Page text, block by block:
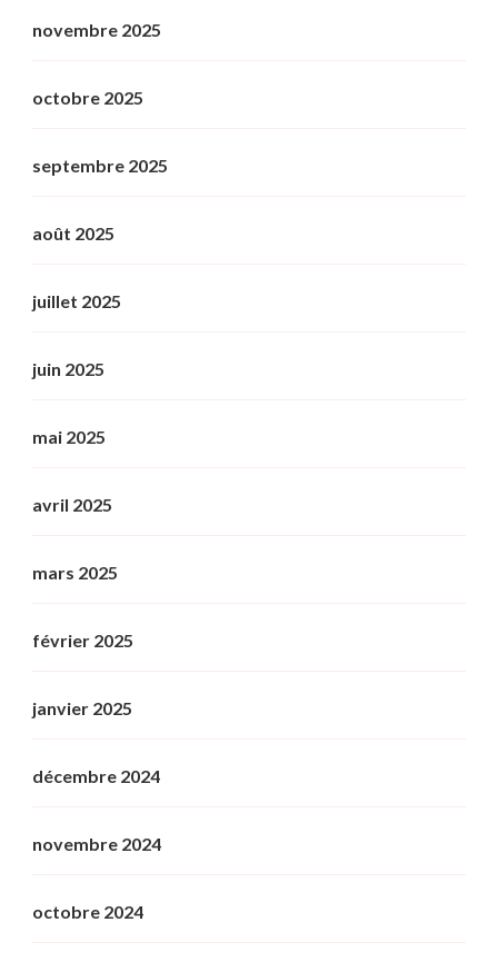
novembre 2025
octobre 2025
septembre 2025
août 2025
juillet 2025
juin 2025
mai 2025
avril 2025
mars 2025
février 2025
janvier 2025
décembre 2024
novembre 2024
octobre 2024